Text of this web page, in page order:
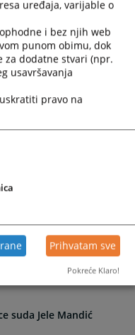
B.P. iz
Banja Luke o
tužiteljstva
nositelja
13. svibnja 2026.
dužnost novih
suda Jele Mandić
uređaja, varijable o
i bez njih web
punom obimu, dok
za dodatne stvari (npr.
usavršavanja
pravo na
Prihvatam sve
Pokreće Klaro!